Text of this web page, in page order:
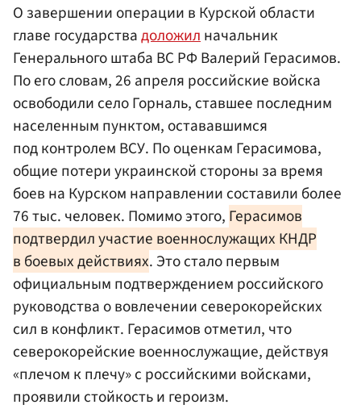
О завершении операции в Курской области
главе государствадоложилначальник
Генерального штаба ВС РФ Валерий Герасимов.
По его словам, 26 апреля российские войска
освободили село Горналь, ставшее последним
населенным пунктом, остававшимся
под контролем ВСУ. По оценкам Герасимова,
общие потери украинской стороны за время
боев на Курском направлении составили более
76 тыс. человек. Помимо этого, Герасимов
подтвердил участие военнослужащих КНДР
в боевых действиях. Это стало первым
официальным подтверждением российского
руководства о вовлечении северокорейских
сил в конфликт. Герасимов отметил, что
северокорейские военнослужащие, действуя
«плечом к плечу» с российскими войсками,
проявили стойкость и героизм.